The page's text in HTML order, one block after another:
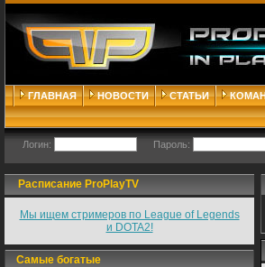
ГЛАВНАЯ НОВОСТИ СТАТЬИ
Логин: Пароль:
Расписание ProPlayTV
Мы ищем стримеров по League of Legends
и DOTA2!
Самые богатые